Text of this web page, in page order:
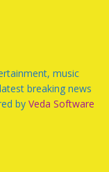
music
breaking news
by Veda Software